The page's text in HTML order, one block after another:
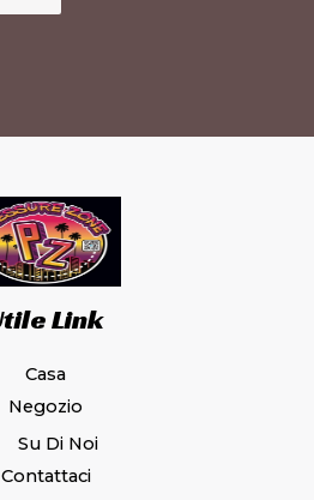
Link
Casa
Negozio
Su Di Noi
Contattaci